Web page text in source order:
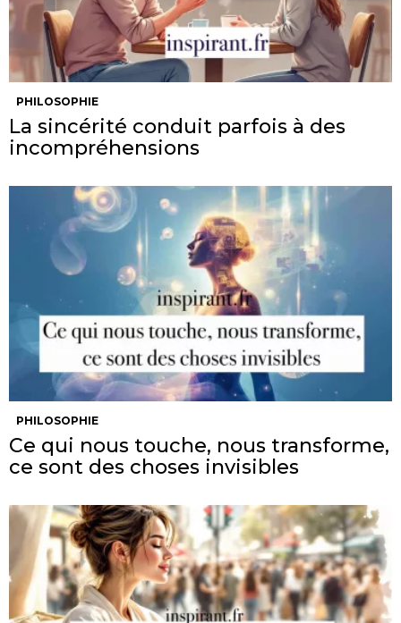
PHILOSOPHIE
La sincérité conduit parfois à des
incompréhensions
PHILOSOPHIE
Ce qui nous touche, nous transforme,
ce sont des choses invisibles